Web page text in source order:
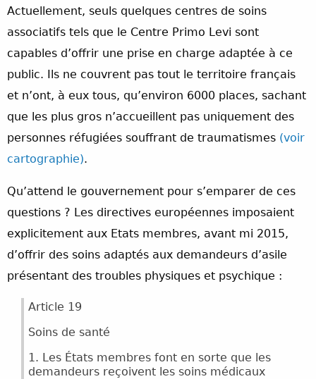
Actuellement, seuls quelques centres de soins
associatifs tels que le Centre Primo Levi sont
capables d’offrir une prise en charge adaptée à ce
public. Ils ne couvrent pas tout le territoire français
et n’ont, à eux tous, qu’environ 6000 places, sachant
que les plus gros n’accueillent pas uniquement des
personnes réfugiées souffrant de traumatismes (voir
cartographie).
Qu’attend le gouvernement pour s’emparer de ces
questions ? Les directives européennes imposaient
explicitement aux Etats membres, avant mi 2015,
d’offrir des soins adaptés aux demandeurs d’asile
présentant des troubles physiques et psychique :
Article 19
Soins de santé
1. Les États membres font en sorte que les
demandeurs reçoivent les soins médicaux